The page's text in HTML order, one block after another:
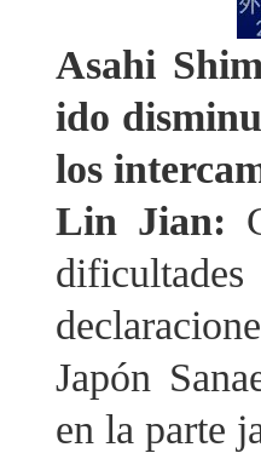
Asahi
ido
los
Lin Jian:
Japón
en la parte